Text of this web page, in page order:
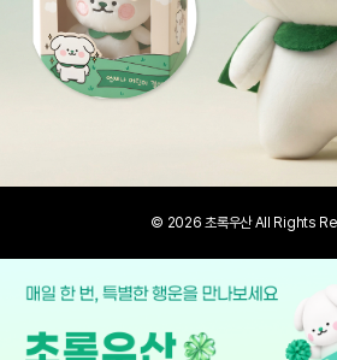
© 2026 초록우산 All Rights